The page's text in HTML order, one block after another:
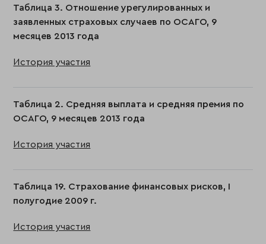
Таблица 3. Отношение урегулированных и
заявленных страховых случаев по ОСАГО, 9
месяцев 2013 года
История участия
Таблица 2. Средняя выплата и средняя премия по
ОСАГО, 9 месяцев 2013 года
История участия
Таблица 19. Страхование финансовых рисков, I
полугодие 2009 г.
История участия